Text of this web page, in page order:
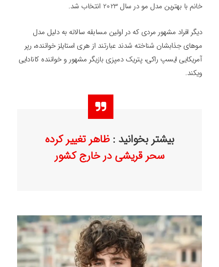
خانم با بهترین مدل مو در سال 2023 انتخاب شد.
دیگر افراد مشهور مردی که در اولین مسابقه سالانه به دلیل مدل
موهای جذابشان شناخته شدند عبارتند از هری استایلز خواننده، رپر
آمریکایی ایسپ راکی، پتریک دمپزی بازیگر مشهور و خواننده کانادایی
ویکند.
بیشتر بخوانید : ظاهر تغییر کرده
سحر قریشی در خارج کشور